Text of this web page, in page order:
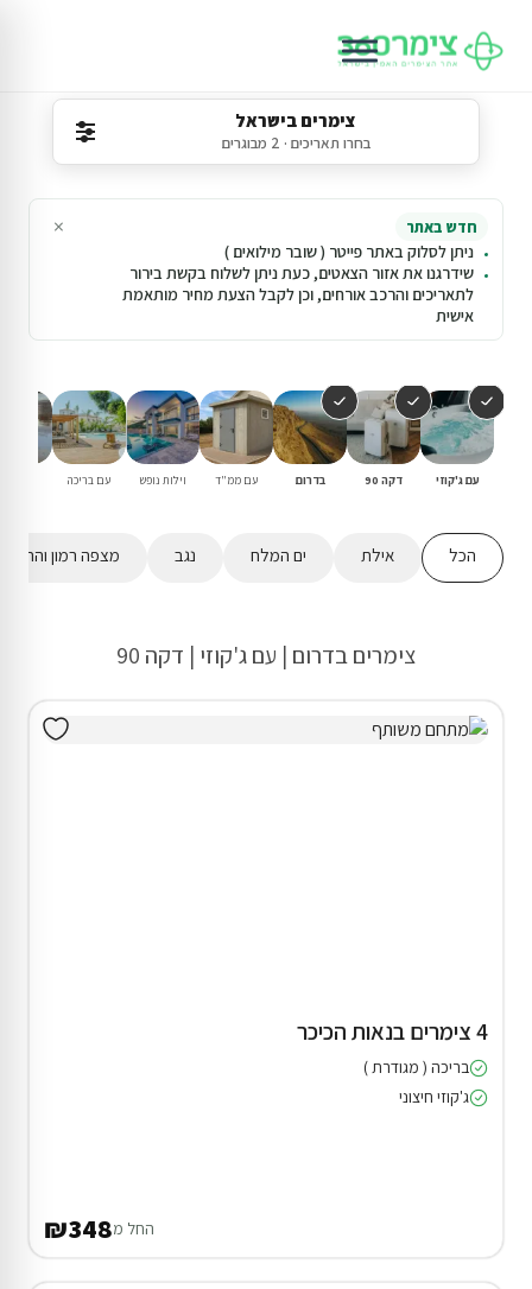
צימרים בישראל
בחרו תאריכים · 2 מבוגרים
חדש באתר
ניתן לסלוק באתר פייטר ( שובר מילואים )
שידרגנו את אזור הצאטים, כעת ניתן לשלוח בקשת בירור
לתאריכים והרכב אורחים, וכן לקבל הצעת מחיר מותאמת
אישית
×
עם ג'קוזי דקה 90 בדרום עם ממ"ד וילות נופש עם בריכה
הכל אילת ים המלח נגב מצפה רמון והר
צימרים בדרום | עם ג'קוזי | דקה 90
4 צימרים בנאות הכיכר
בריכה ( מגודרת )
ג'קוזי חיצוני
החל מ₪348